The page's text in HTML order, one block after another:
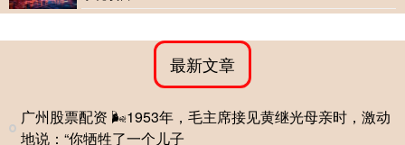
最新文章
广州股票配资 🌬1953年，毛主席接见黄继光母亲时，激动
地说：“你牺牲了一个儿子